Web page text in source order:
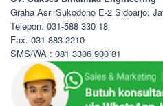
Graha Asri Sukodono E-2 Sidoarjo,
Telepon. 031-588 330 18
Fax. 031-883 2210
SMS/WA : 081 3306 900 81